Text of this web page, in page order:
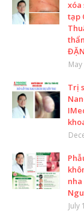
xóa
tạp
Trị
July